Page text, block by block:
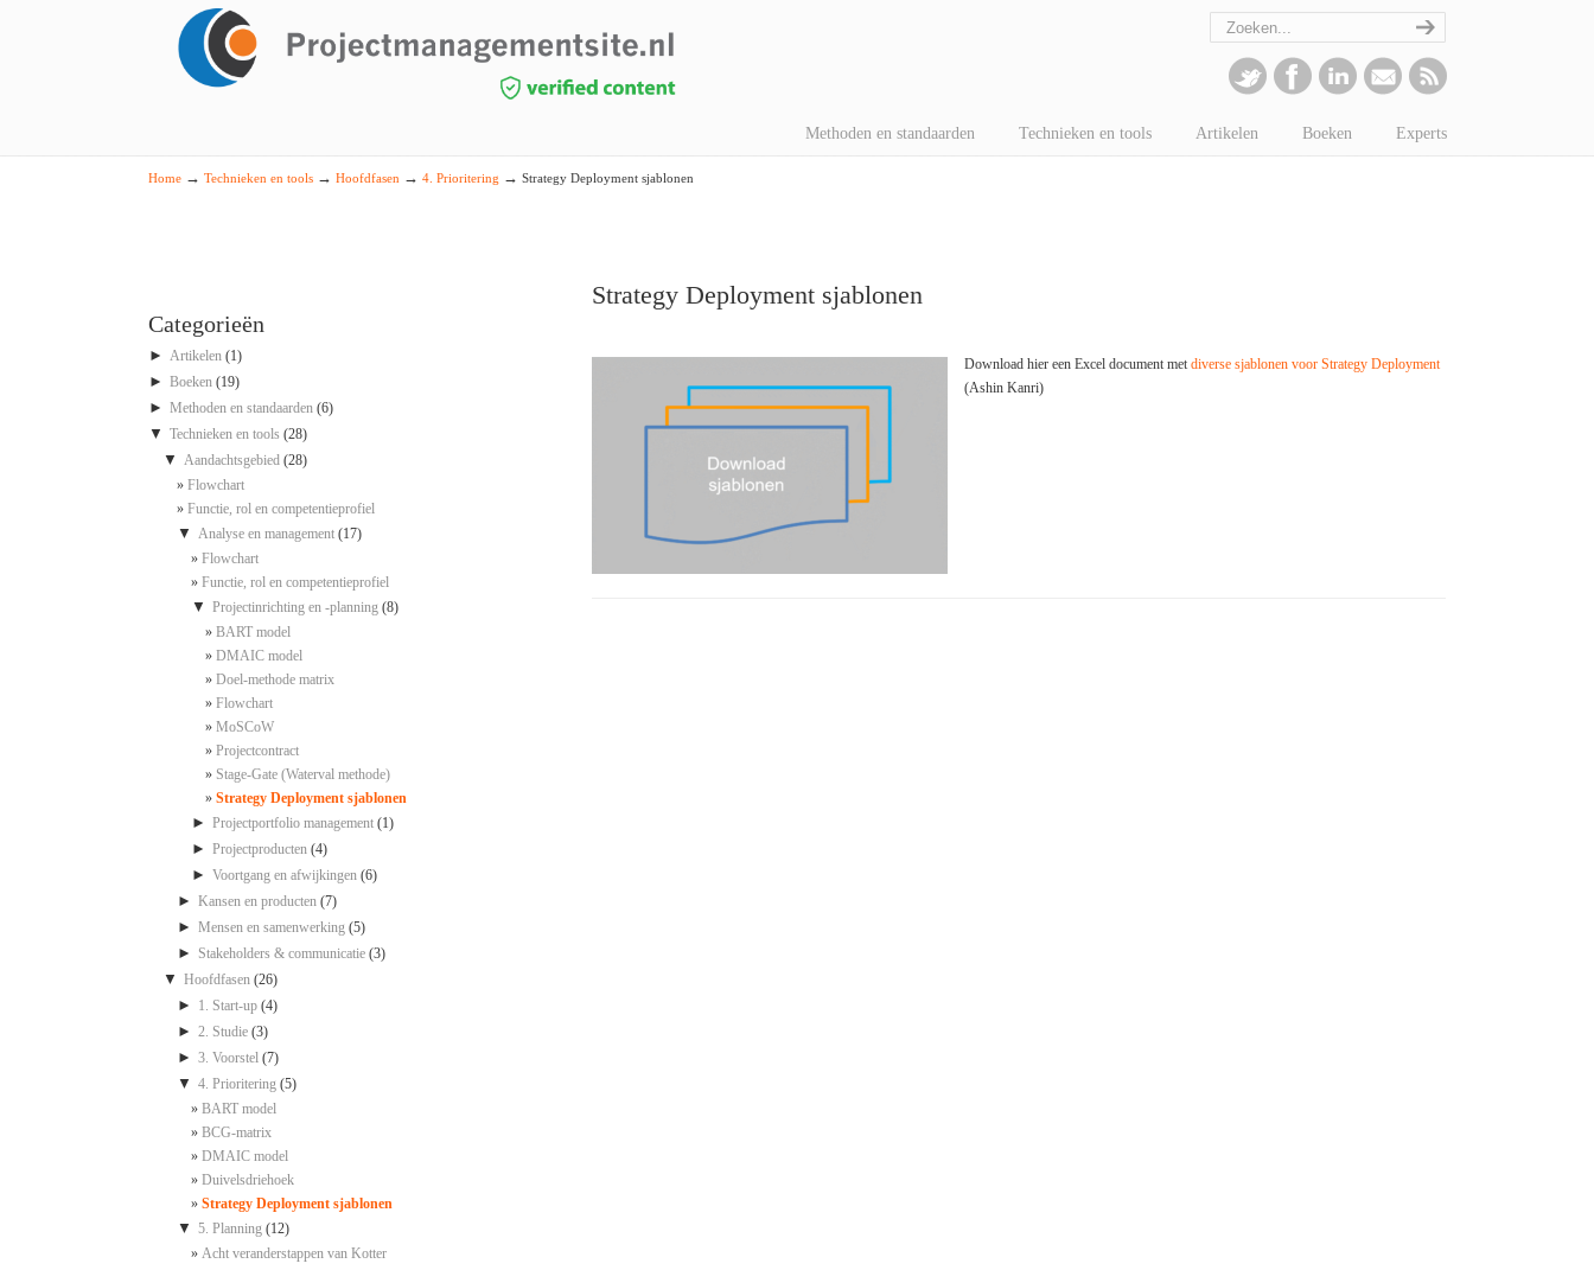
Methoden en standaarden Technieken en tools Artikelen Boeken Experts
Home→ Technieken en tools→ Hoofdfasen→ 4. Prioritering → Strategy Deployment sjablonen
Strategy Deployment sjablonen
Download hier een Excel document metdiverse sjablonen voor Strategy Deployment
(Ashin Kanri)
Categorieën
► Artikelen(1)
► Boeken(19)
► Methoden en standaarden(6)
▼ Technieken en tools (28)
▼ Aandachtsgebied(28)
Flowchart
Functie, rol en competentieprofiel
▼ Analyse en management(17)
Flowchart
Functie, rol en competentieprofiel
▼ Projectinrichting en -planning(8)
BART model
DMAIC model
Doel-methode matrix
Flowchart
MoSCoW
Projectcontract
Stage-Gate (Waterval methode)
Strategy Deployment sjablonen
► Projectportfolio management(1)
► Projectproducten(4)
► Voortgang en afwijkingen(6)
► Kansen en producten(7)
► Mensen en samenwerking(5)
► Stakeholders & communicatie(3)
▼ Hoofdfasen(26)
► 1. Start-up(4)
► 2. Studie(3)
► 3. Voorstel(7)
▼ 4. Prioritering(5)
BART model
BCG-matrix
DMAIC model
Duivelsdriehoek
Strategy Deployment sjablonen
▼ 5. Planning(12)
Acht veranderstappen van Kotter